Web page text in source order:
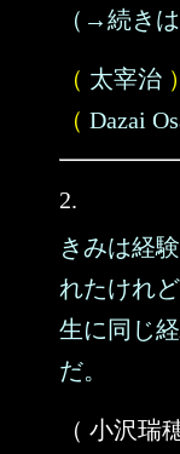
（→続き
（ 太宰治 ）
（ Dazai
2.
きみは経
れたけれ
生に同じ
だ。
（ 小沢瑞